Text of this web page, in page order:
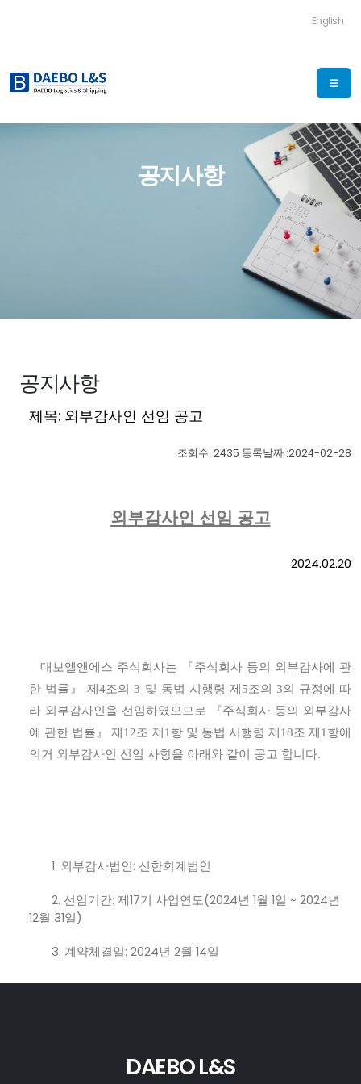
English
공지사항
공지사항
제목: 외부감사인 선임 공고
조회수: 2435 등록날짜 :2024-02-28
외부감사인 선임 공고
2024.02.20
대보엘앤에스 주식회사는 『 주식회사 등의 외부감사에 관
한 법률 』 제4조의3 및 동법 시행령 제 5조의 3의 규정에 따
라 외부감사인을 선임하였으므로
『주식회사 등의 외부감사
에 관한 법률 』 제 12조 제 1 항 및 동법 시행령 제 18조 제 1 항에
의거 외부감사인 선임 사항을 아래와 같이 공고 합니다.
1. 외부감사법인: 신한회계법인
2. 선임기간: 제17기 사업연도(2024년 1월 1일 ~ 2024년
12월 31일)
3. 계약체결일: 2024년 2월 14일
DAEBO L&S